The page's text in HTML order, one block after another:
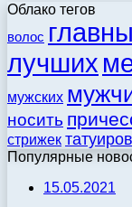
Облако тегов
волос
лучших
мужских
носить
стрижек
Популярные
15.05.2021